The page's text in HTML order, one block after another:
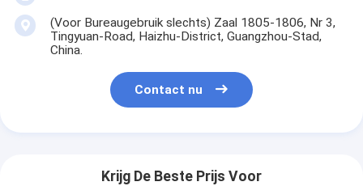
(Voor Bureaugebruik slechts) Zaal 1805-1806, Nr 3,
Tingyuan-Road, Haizhu-District, Guangzhou-Stad,
China.
Contact nu
Krijg De Beste Prijs Voor